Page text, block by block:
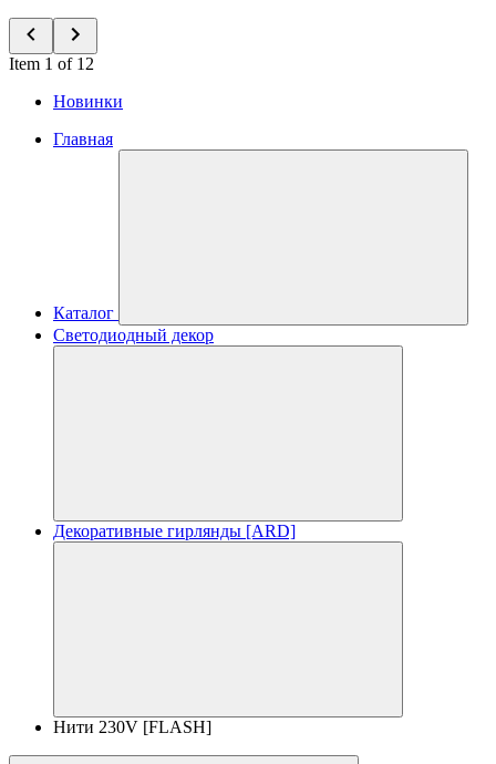
Item 1 of 12
Новинки
Главная
Каталог
Светодиодный декор
Декоративные гирлянды [ARD]
Нити 230V [FLASH]